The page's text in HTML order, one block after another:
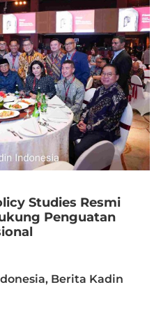
Studies Resmi
Penguatan
, Berita Kadin